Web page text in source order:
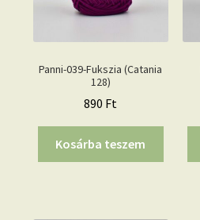
Panni-039-Fukszia (Catania
128)
890 Ft
Kosárba teszem